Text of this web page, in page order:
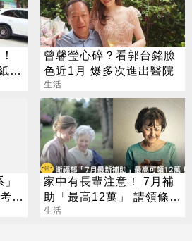
本
曾馨瑩心碎？看郭台銘臉
色近1月 爆多次進出醫院
生活
不
家中有長輩注意！ 7月補
助「最高12萬」 請領條
件、方法一次看
生活